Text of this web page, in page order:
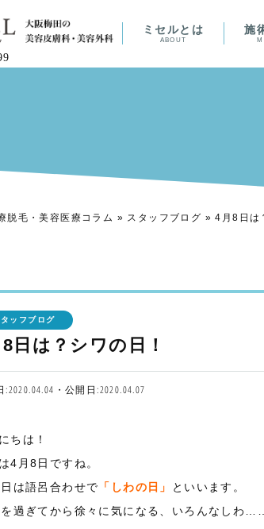
ミセルとは
ABOUT
施
脱毛・美容医療コラム » スタッフブログ »4月8日は
タッフブログ
日は？シワの日！
:2020.04.04・公開日:2020.04.07
ちは！
4月8日ですね。
は語呂合わせで 「しわの日」
といいます。
過ぎてから徐々に気になる、いろんなしわ